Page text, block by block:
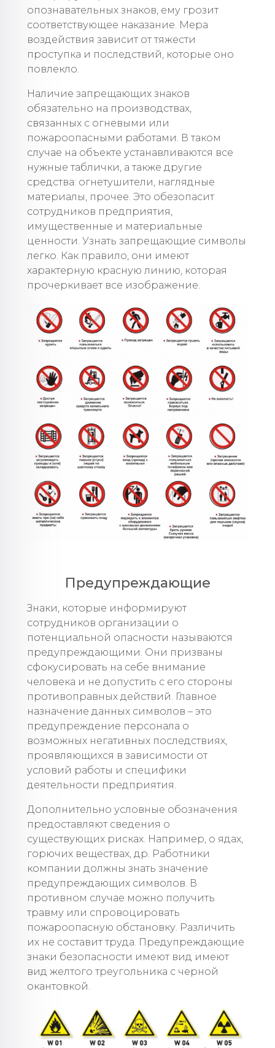
опознавательных знаков, ему грозит
соответствующее наказание. Мера
воздействия зависит от тяжести
проступка и последствий, которые оно
повлекло.
Наличие запрещающих знаков
обязательно на производствах,
связанных с огневыми или
пожароопасными работами. В таком
случае на объекте устанавливаются все
нужные таблички, а также другие
средства: огнетушители, наглядные
материалы, прочее. Это обезопасит
сотрудников предприятия,
имущественные и материальные
ценности. Узнать запрещающие символы
легко. Как правило, они имеют
характерную красную линию, которая
прочеркивает все изображение.
Предупреждающие
Знаки, которые информируют
сотрудников организации о
потенциальной опасности называются
предупреждающими. Они призваны
сфокусировать на себе внимание
человека и не допустить с его стороны
противоправных действий. Главное
назначение данных символов – это
предупреждение персонала о
возможных негативных последствиях,
проявляющихся в зависимости от
условий работы и специфики
деятельности предприятия.
Дополнительно условные обозначения
предоставляют сведения о
существующих рисках. Например, о ядах,
горючих веществах, др. Работники
компании должны знать значение
предупреждающих символов. В
противном случае можно получить
травму или спровоцировать
пожароопасную обстановку. Различить
их не составит труда. Предупреждающие
знаки безопасности имеют вид имеют
вид желтого треугольника с черной
окантовкой.